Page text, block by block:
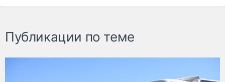
Публикации по теме